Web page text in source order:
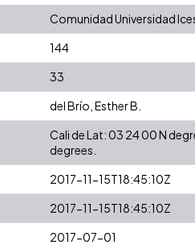
Comunidad Universidad
144
33
del Brío, Esther B.
Cali de Lat: 03 24 00 N
degrees.
2017-11-15T18:45:10Z
2017-11-15T18:45:10Z
2017-07-01